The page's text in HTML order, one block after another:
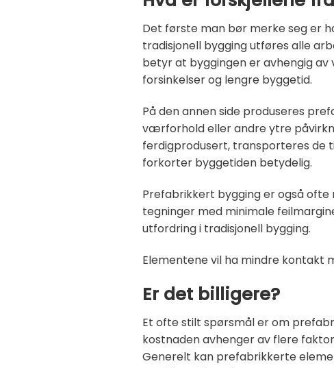
Det første man bør merke seg er
tradisjonell bygging utføres alle
betyr at byggingen er avhengig
forsinkelser og lengre byggetid.
På den annen side produseres
værforhold eller andre ytre
ferdigprodusert, transporteres de
forkorter byggetiden betydelig.
Prefabrikkert bygging er også
tegninger med minimale
utfordring i tradisjonell bygging.
Elementene vil ha mindre kontakt
Er det billigere?
Et ofte stilt spørsmål er om
kostnaden avhenger av flere
Generelt kan prefabrikkerte